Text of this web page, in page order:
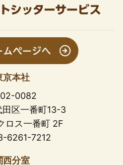
京本社
0082
区一番町13-3
ロス一番町 2F
6261-7212
西分室